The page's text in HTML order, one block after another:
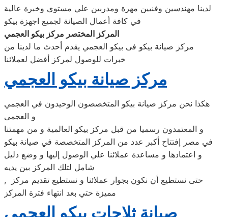
لدينا مهندسين وفنيين مهرة ومدربين علي مستوي وخبرة عالية
في كافة أعمال الصيانة لجميع اجهزة بيكو
المركز المختصر مركز بيكو العجمي
مركز صيانة بيكو فى بيكو العجمي يقدم أحدث ما لدينا من
خبرات للوصول لمركز أفضل لعملائنا
مركز صيانة بيكو العجمي
هكذا نحن مركز صيانة بيكو المتخصصون الوحيدون في العجمي
و العجمى
و المعتمدون رسميا من قبل مركز بيكو العالمية و من مهمتنا
في مصر إفتتاح أكبر عدد من المركز المتخصصة في صيانة بيكو
و اعتمادها و مساعدة عملائنا علي الوصول إليها و وضع دليل
شامل لتلك المركز بين يديه
, حتى نستطيع أن نكون بجوار عملائنا و نستطيع تقديم مركز
مميزة حتي بعد انتهاء فترة المركز
صيانة ثلاجات بيكو العجمي